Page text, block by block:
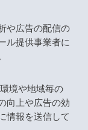
や広告の配信の
ル提供事業者に
境や地域毎の
向上や広告の効
情報を送信して